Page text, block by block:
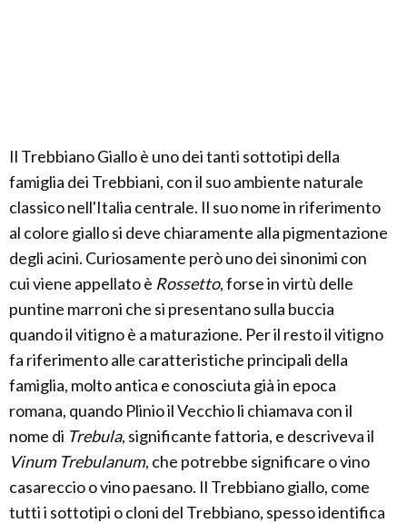
Il Trebbiano Giallo è uno dei tanti sottotipi della
famiglia dei Trebbiani, con il suo ambiente naturale
classico nell'Italia centrale. Il suo nome in riferimento
al colore giallo si deve chiaramente alla pigmentazione
degli acini. Curiosamente però uno dei sinonimi con
cui viene appellato è Rossetto, forse in virtù delle
puntine marroni che si presentano sulla buccia
quando il vitigno è a maturazione. Per il resto il vitigno
fa riferimento alle caratteristiche principali della
famiglia, molto antica e conosciuta già in epoca
romana, quando Plinio il Vecchio li chiamava con il
nome di Trebula, significante fattoria, e descriveva il
Vinum Trebulanum, che potrebbe significare o vino
casareccio o vino paesano. Il Trebbiano giallo, come
tutti i sottotipi o cloni del Trebbiano, spesso identifica